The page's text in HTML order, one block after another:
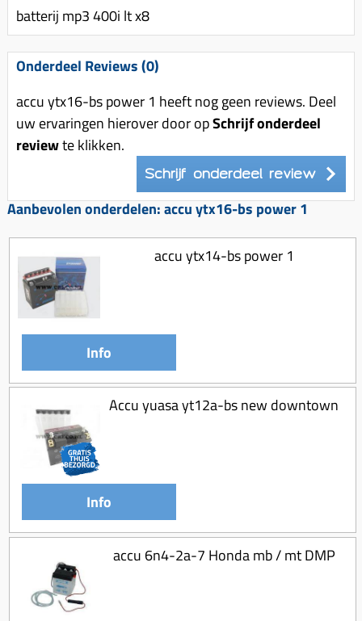
V-snaren
Variorolsets
Variateur (delen)
Variokit
Zuigers
Tomos opvoeren (kits)
Koppeling compleet
Koppeling trekveer
Ketting / tandwiel
Koeling (delen)
Overbrenging
Voorrem kabel
Voorvork
Wiel (delen)
Zadel
Standaard
Zadel
Speednut
batterij mp3 400i lt x8
Onderdeel Reviews (0)
accu ytx16-bs power 1 heeft nog geen reviews. Deel
uw ervaringen hierover door opSchrijf onderdeel
reviewte klikken.
Schrijf onderdeel review
Aanbevolen onderdelen: accu ytx16-bs power 1
accu ytx14-bs power 1
Info
Accu yuasa yt12a-bs new downtown
Info
accu 6n4-2a-7 Honda mb / mt DMP